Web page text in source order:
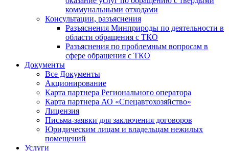
коммунальными отходами
Консультации, разъяснения
Разъяснения Минприроды по деятельности в
области обращения с ТКО
Разъяснения по проблемным вопросам в
сфере обращения с ТКО
Документы
Все Документы
Акционирование
Карта партнера Регионального оператора
Карта партнера АО «Спецавтохозяйство»
Лицензия
Письма-заявки для заключения договоров
Юридическим лицам и владельцам нежилых
помещений
Услуги